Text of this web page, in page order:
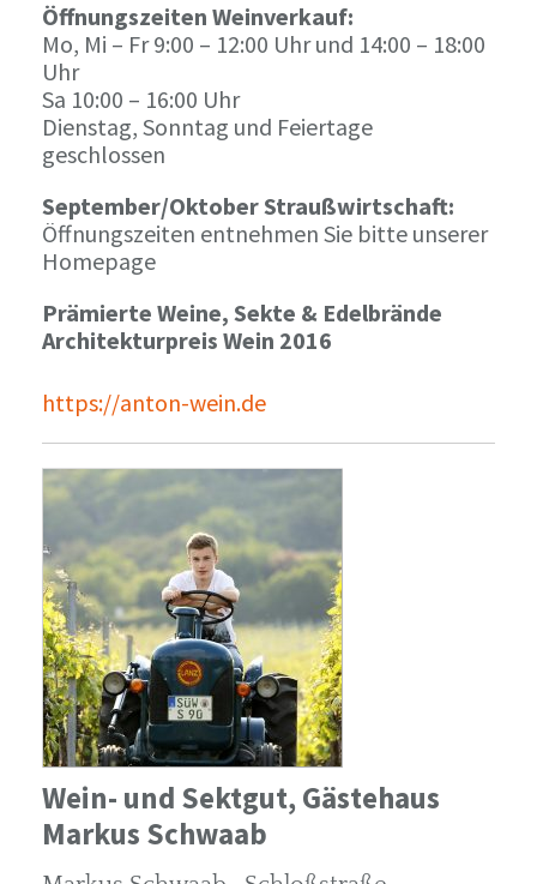
Öffnungszeiten Weinverkauf:
Mo, Mi – Fr 9:00 – 12:00 Uhr und 14:00 – 18:00
Uhr
Sa 10:00 – 16:00 Uhr
Dienstag, Sonntag und Feiertage
geschlossen
September/Oktober Straußwirtschaft:
Öffnungszeiten entnehmen Sie bitte unserer
Homepage
Prämierte Weine, Sekte & Edelbrände
Architekturpreis Wein 2016
https://anton-wein.de
Wein- und Sektgut, Gästehaus
Markus Schwaab